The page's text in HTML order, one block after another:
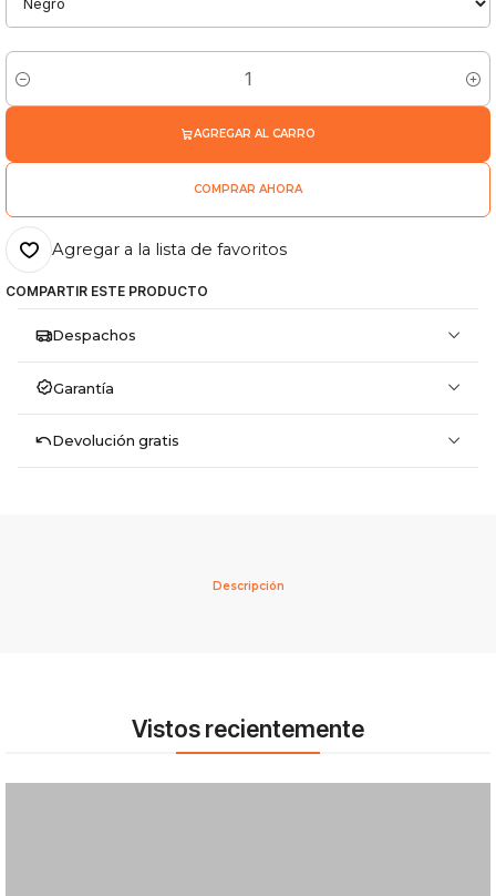
Cantidad
AGREGAR AL CARRO
COMPRAR AHORA
Agregar a la lista de favoritos
COMPARTIR ESTE PRODUCTO
Despachos
Garantía
Devolución gratis
Descripción
Vistos recientemente